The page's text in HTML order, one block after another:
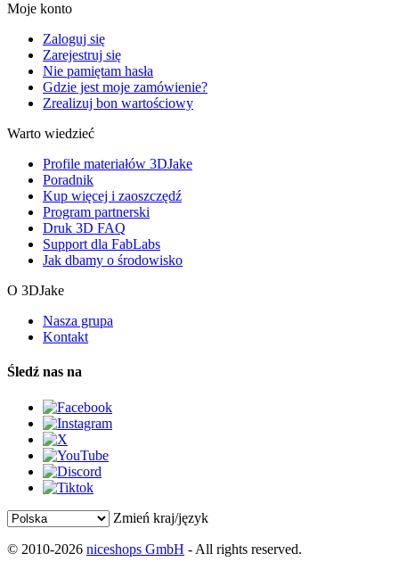
Moje konto
Zaloguj się
Zarejestruj się
Nie pamiętam hasła
Gdzie jest moje zamówienie?
Zrealizuj bon wartościowy
Warto wiedzieć
Profile materiałów 3DJake
Poradnik
Kup więcej i zaoszczędź
Program partnerski
Druk 3D FAQ
Support dla FabLabs
Jak dbamy o środowisko
O 3DJake
Nasza grupa
Kontakt
Śledź nas na
Zmień kraj/język
© 2010-2026 niceshops GmbH - All rights reserved.